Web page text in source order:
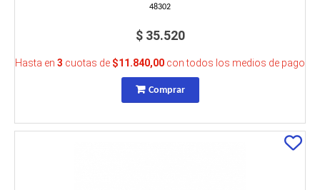
48302
$ 35.520
Hasta en 3 cuotas de $11.840,00 con todos los medios de pago
Comprar